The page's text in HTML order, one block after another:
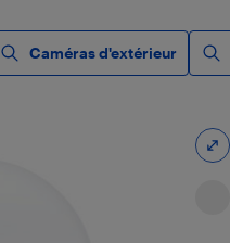
Caméras d'extérieur